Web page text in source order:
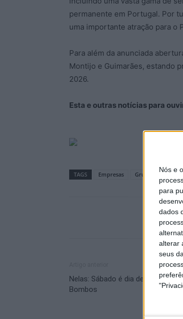
Nós e
para
dados
alterar
seus
permanente em Portugal. Por
uma importante atração para o
Para além da anunciada
Montijo e Guimarães, estando
2026.
Esta e outras notícias para
TAGS Empresas Grupo Visabeira
Nelas: Sábado é dia de Encontro
Bombos